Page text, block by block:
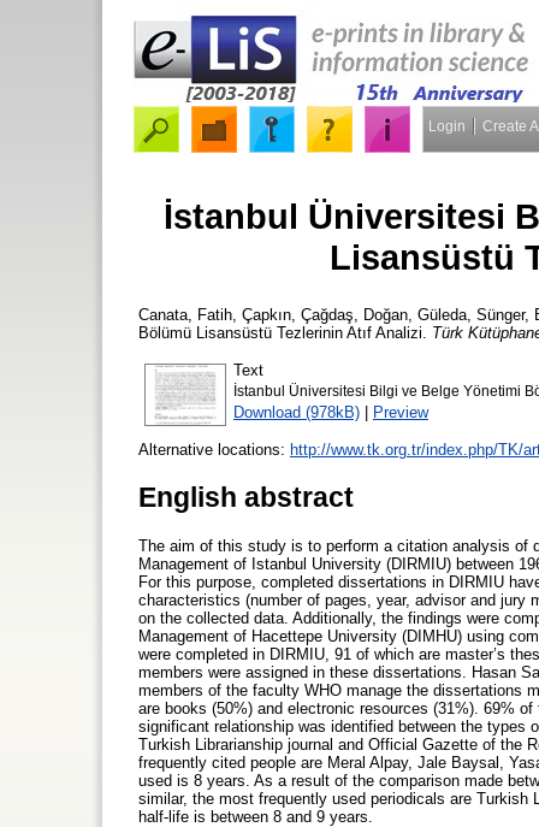
Login Create
İstanbul Üniversitesi
Lisansüstü
Canata, Fatih Çapkın, Çağdaş Doğan, Güleda Sünger,
Bölümü Lisansüstü Tezlerinin Atıf Analizi. Türk
Text
İstanbul Üniversitesi Bilgi ve Belge Yönetimi
Download (978kB) | Preview
Alternative locations: http://www.tk.org.tr/index.php/TK/
English abstract
The aim of this study is to perform a citation analysis of
Management of Istanbul University (DIRMIU) between
For this purpose, completed dissertations in DIRMIU
characteristics (number of pages, year, advisor and jury
on the collected data. Additionally, the findings were
Management of Hacettepe University (DIMHU) using
were completed in DIRMIU, 91 of which are master’s
members were assigned in these dissertations. Hasan
members of the faculty WHO manage the dissertations
are books (50%) and electronic resources (31%). 69%
significant relationship was identified between the
Turkish Librarianship journal and Official Gazette of the
frequently cited people are Meral Alpay, Jale Baysal,
used is 8 years. As a result of the comparison made
similar, the most frequently used periodicals are
half-life is between 8 and 9 years.